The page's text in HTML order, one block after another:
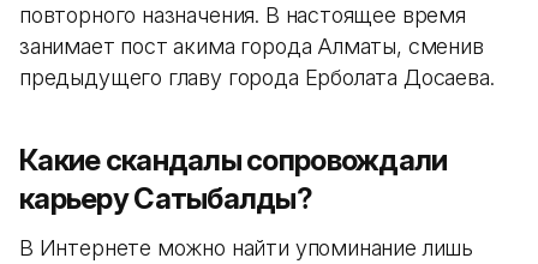
повторного назначения. В настоящее время
занимает пост акима города Алматы, сменив
предыдущего главу города Ерболата Досаева.
Какие скандалы сопровождали
карьеру Сатыбалды?
В Интернете можно найти упоминание лишь